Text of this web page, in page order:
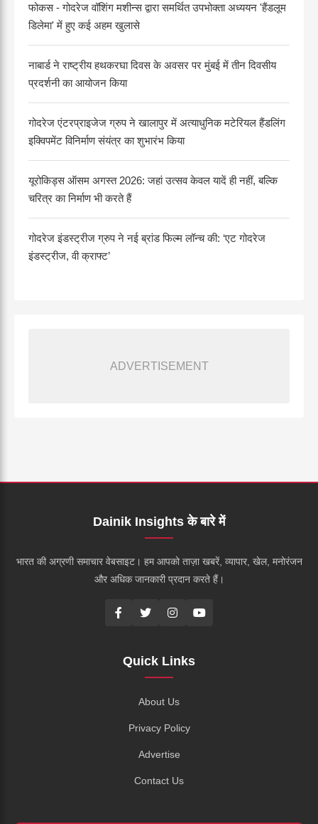
फोकस - गोदरेज वॉशिंग मशीन्स द्वारा समर्थित उपभोक्ता अध्ययन 'हैंडलूम
डिलेमा' में हुए कई अहम खुलासे
नाबार्ड ने राष्ट्रीय हथकरघा दिवस के अवसर पर मुंबई में तीन दिवसीय
प्रदर्शनी का आयोजन किया
गोदरेज एंटरप्राइजेज ग्रुप ने खालापुर में अत्याधुनिक मटेरियल हैंडलिंग
इक्विपमेंट विनिर्माण संयंत्र का शुभारंभ किया
यूरोकिड्स ऑसम अगस्त 2026: जहां उत्सव केवल यादें ही नहीं, बल्कि
चरित्र का निर्माण भी करते हैं
गोदरेज इंडस्ट्रीज ग्रुप ने नई ब्रांड फिल्म लॉन्च की: ‘एट गोदरेज
इंडस्ट्रीज, वी क्राफ्ट’
ADVERTISEMENT
Dainik Insights के बारे में
भारत की अग्रणी समाचार वेबसाइट। हम आपको ताज़ा खबरें, व्यापार, खेल, मनोरंजन
और अधिक जानकारी प्रदान करते हैं।
Quick Links
About Us
Privacy Policy
Advertise
Contact Us